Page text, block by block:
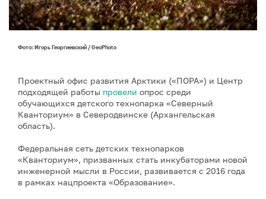
Фото: Игорь Георгиевский / GeoPhoto
Проектный офис развития Арктики («ПОРА») и Центр
подходящей работы провели опрос среди
обучающихся детского технопарка «Северный
Кванториум» в Северодвинске (Архангельская
область).
Федеральная сеть детских технопарков
«Кванториум», призванных стать инкубаторами новой
инженерной мысли в России, развивается с 2016 года
в рамках нацпроекта «Образование».